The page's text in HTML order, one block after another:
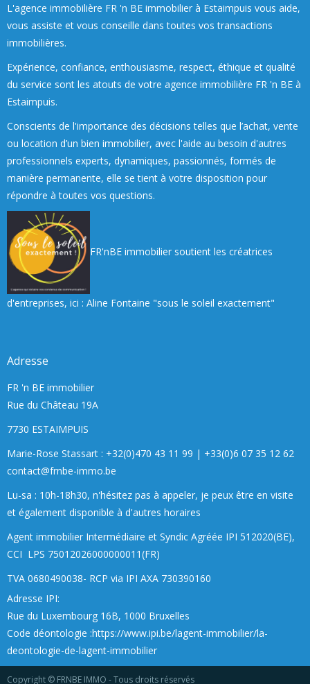
L'agence immobilière FR 'n BE immobilier à Estaimpuis vous aide,
vous assiste et vous conseille dans toutes vos transactions
immobilières.
Expérience, confiance, enthousiasme, respect, éthique et qualité
du service sont les atouts de votre agence immobilière FR 'n BE à
Estaimpuis.
Conscients de l'importance des décisions telles que l’achat, vente
ou location d’un bien immobilier, avec l'aide au besoin d'autres
professionnels experts, dynamiques, passionnés, formés de
manière permanente, elle se tient à votre disposition pour
répondre à toutes vos questions.
FR'nBE immobilier soutient les créatrices
d'entreprises, ici : Aline Fontaine "sous le soleil exactement"
Adresse
FR 'n BE immobilier
Rue du Château 19A
7730 ESTAIMPUIS
Marie-Rose Stassart : +32(0)470 43 11 99 | +33(0)6 07 35 12 62
contact@frnbe-immo.be
Lu-sa : 10h-18h30, n'hésitez pas à appeler, je peux être en visite
et également disponible à d'autres horaires
Agent immobilier Intermédiaire et Syndic Agréée IPI 512020(BE),
CCI LPS 75012026000000011(FR)
TVA 0680490038- RCP via IPI AXA 730390160
Adresse IPI:
Rue du Luxembourg 16B, 1000 Bruxelles
Code déontologie :https://www.ipi.be/lagent-immobilier/la-
deontologie-de-lagent-immobilier
Copyright © FRNBE IMMO - Tous droits réservés